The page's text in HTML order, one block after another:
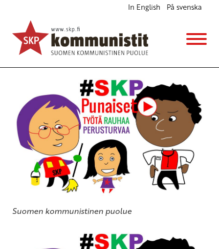
In English På svenska
SKP:n puheenjohtaja JP Väisänen vaalivauhdissa
Lapissa
Ajankohtaista
27.3.2015 - 16:48
SKP
Suomen kommunistinen puolue